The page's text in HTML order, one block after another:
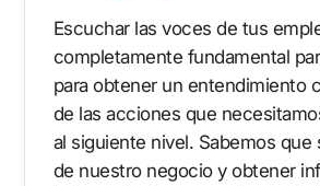
Escuchar las voces de tus
completamente fundamental
para obtener un entendimiento
de las acciones que
al siguiente nivel. Sabemos que
de nuestro negocio y obtener